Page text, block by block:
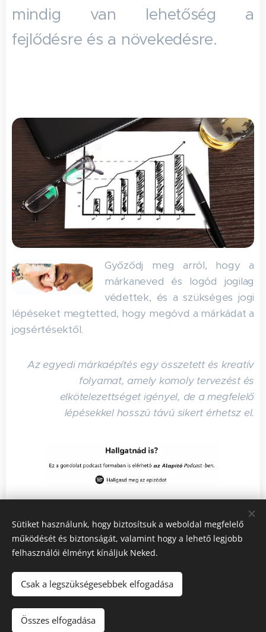
mindig van lehetőség a
fejlődésre és a növekedésre.
Győződj meg arról, hogy a
márkaneved és logód jogilag
védettek, és a szükséges jogi
lépéseket megtetted, hogy megóvd a márkádat a
jogsértésektől.
Az egyedi márkaépítés egy összetett és kreatív
folyamat, amely komoly tervezést és
elkötelezettséget igényel, de a megfelelő
lépésekkel hosszú távú sikert érhetsz el.
Az oldalt a
Sütiket használunk, hogy biztosítsuk a weboldal megfelelő
működését és biztonságát, valamint hogy a lehető legjobb
felhasználói élményt kínáljuk Neked.
Csak a legszükségesebbek elfogadása
Összes elfogadása